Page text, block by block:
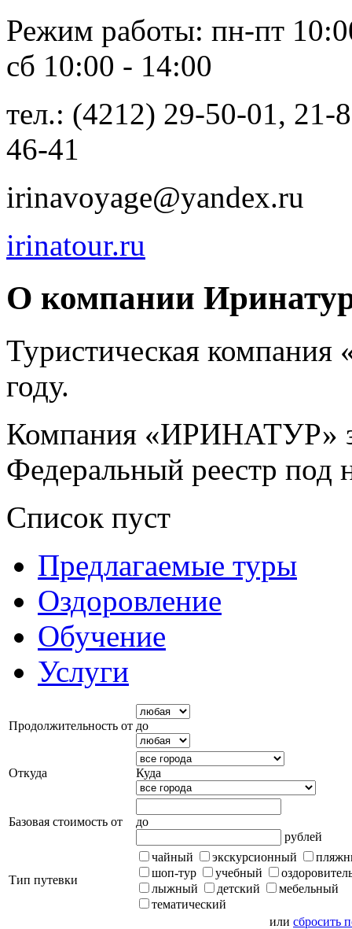
Режим работы: пн-пт
сб 10:00 - 14:00
тел.: (4212) 29-50-01, 21-
46-41
irinavoyage@yandex.ru
irinatour.ru
О компании
Туристическая
году.
Компания «ИРИНАТУР»
Федеральный реестр
Список пуст
Предлагаемые туры
Оздоровление
Обучение
Услуги
Продолжительность от до
Откуда Куда
Базовая стоимость от
до
рублей
Тип путевки
чайный экскурсионный
шоп-тур
учебный
лыжный
детский
мебельный
тематический
или сбросить